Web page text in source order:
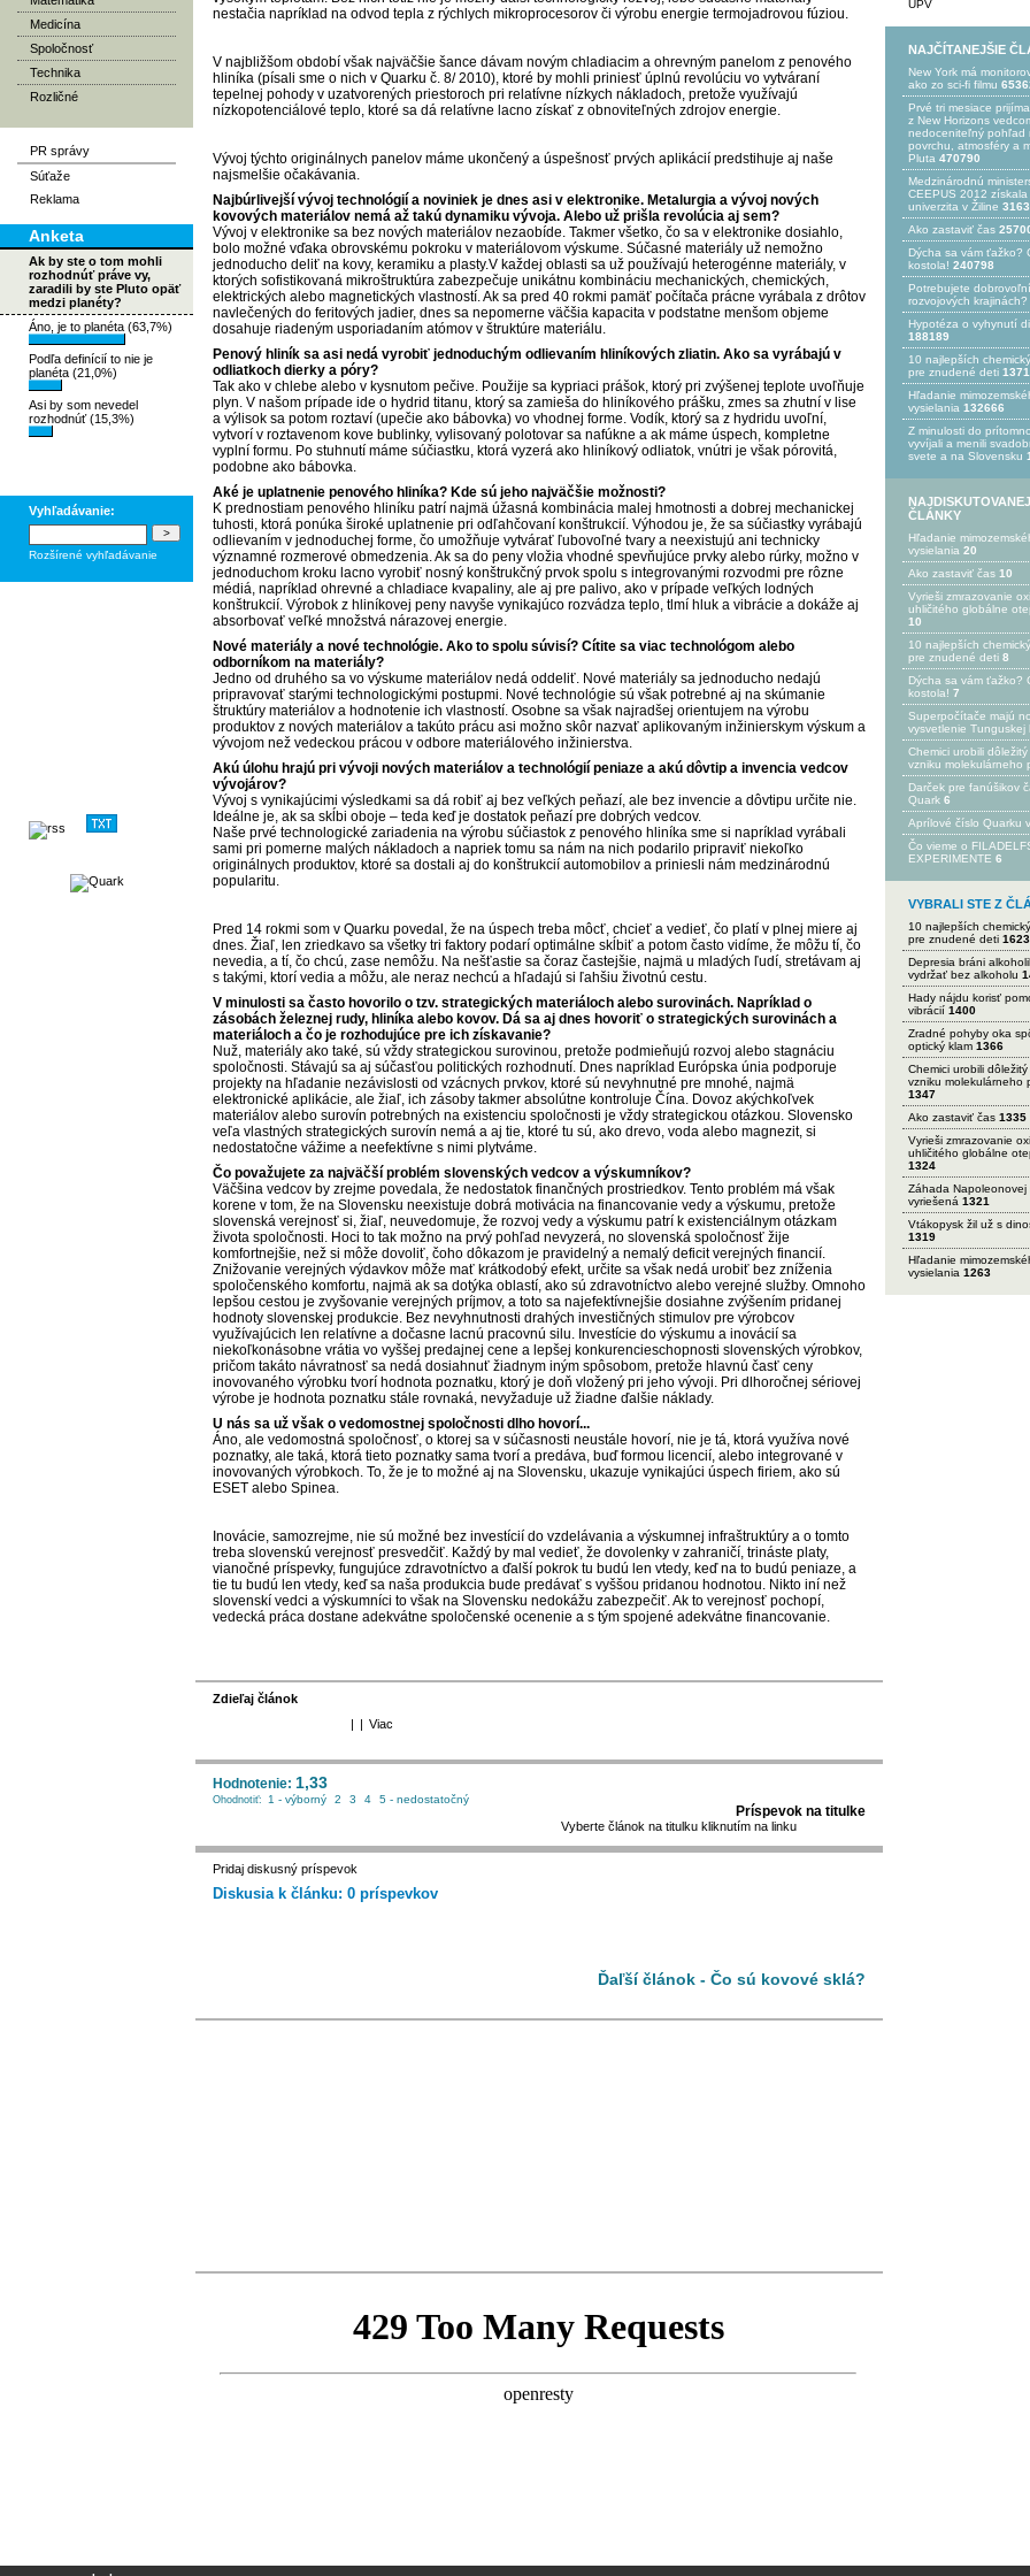
Medicína
Spoločnosť
Technika
Rozličné
PR správy
Súťaže
Reklama
Anketa
Ak by ste o tom mohli
rozhodnúť práve vy,
zaradili by ste Pluto opäť
medzi planéty?
Áno, je to planéta (63,7%)
Podľa definícií to nie je
planéta (21,0%)
Asi by som nevedel
rozhodnúť (15,3%)
Vyhľadávanie:
Rozšírené vyhľadávanie
nestačia napríklad na odvod tepla z rýchlych mikroprocesorov či výrobu energie termojadrovou fúziou.
V najbližšom období však najväčšie šance dávam novým chladiacim a ohrevným panelom z penového
hliníka (písali sme o nich v Quarku č. 8/ 2010), ktoré by mohli priniesť úplnú revolúciu vo vytváraní
tepelnej pohody v uzatvorených priestoroch pri relatívne nízkych nákladoch, pretože využívajú
nízkopotenciálové teplo, ktoré sa dá relatívne lacno získať z obnoviteľných zdrojov energie.
Vývoj týchto originálnych panelov máme ukončený a úspešnosť prvých aplikácií predstihuje aj naše
najsmelšie očakávania.
Najbúrlivejší vývoj technológií a noviniek je dnes asi v elektronike. Metalurgia a vývoj nových
kovových materiálov nemá až takú dynamiku vývoja. Alebo už prišla revolúcia aj sem?
Vývoj v elektronike sa bez nových materiálov nezaobíde. Takmer všetko, čo sa v elektronike dosiahlo,
bolo možné vďaka obrovskému pokroku v materiálovom výskume. Súčasné materiály už nemožno
jednoducho deliť na kovy, keramiku a plasty.V každej oblasti sa už používajú heterogénne materiály, v
ktorých sofistikovaná mikroštruktúra zabezpečuje unikátnu kombináciu mechanických, chemických,
elektrických alebo magnetických vlastností. Ak sa pred 40 rokmi pamäť počítača prácne vyrábala z drôtov
navlečených do feritových jadier, dnes sa nepomerne väčšia kapacita v podstatne menšom objeme
dosahuje riadeným usporiadaním atómov v štruktúre materiálu.
Penový hliník sa asi nedá vyrobiť jednoduchým odlievaním hliníkových zliatin. Ako sa vyrábajú v
odliatkoch dierky a póry?
Tak ako v chlebe alebo v kysnutom pečive. Použije sa kypriaci prášok, ktorý pri zvýšenej teplote uvoľňuje
plyn. V našom prípade ide o hydrid titanu, ktorý sa zamieša do hliníkového prášku, zmes sa zhutní v lise
a výlisok sa potom roztaví (upečie ako bábovka) vo vhodnej forme. Vodík, ktorý sa z hydridu uvoľní,
vytvorí v roztavenom kove bublinky, vylisovaný polotovar sa nafúkne a ak máme úspech, kompletne
vyplní formu. Po stuhnutí máme súčiastku, ktorá vyzerá ako hliníkový odliatok, vnútri je však pórovitá,
podobne ako bábovka.
Aké je uplatnenie penového hliníka? Kde sú jeho najväčšie možnosti?
K prednostiam penového hliníku patrí najmä úžasná kombinácia malej hmotnosti a dobrej mechanickej
tuhosti, ktorá ponúka široké uplatnenie pri odľahčovaní konštrukcií. Výhodou je, že sa súčiastky vyrábajú
odlievaním v jednoduchej forme, čo umožňuje vytvárať ľubovoľné tvary a neexistujú ani technicky
významné rozmerové obmedzenia. Ak sa do peny vložia vhodné spevňujúce prvky alebo rúrky, možno v
jednoduchom kroku lacno vyrobiť nosný konštrukčný prvok spolu s integrovanými rozvodmi pre rôzne
médiá, napríklad ohrevné a chladiace kvapaliny, ale aj pre palivo, ako v prípade veľkých lodných
konštrukcií. Výrobok z hliníkovej peny navyše vynikajúco rozvádza teplo, tlmí hluk a vibrácie a dokáže aj
absorbovať veľké množstvá nárazovej energie.
Nové materiály a nové technológie. Ako to spolu súvisí? Cítite sa viac technológom alebo
odborníkom na materiály?
Jedno od druhého sa vo výskume materiálov nedá oddeliť. Nové materiály sa jednoducho nedajú
pripravovať starými technologickými postupmi. Nové technológie sú však potrebné aj na skúmanie
štruktúry materiálov a hodnotenie ich vlastností. Osobne sa však najradšej orientujem na výrobu
produktov z nových materiálov a takúto prácu asi možno skôr nazvať aplikovaným inžinierskym výskum a
vývojom než vedeckou prácou v odbore materiálového inžinierstva.
Akú úlohu hrajú pri vývoji nových materiálov a technológií peniaze a akú dôvtip a invencia vedcov
vývojárov?
Vývoj s vynikajúcimi výsledkami sa dá robiť aj bez veľkých peňazí, ale bez invencie a dôvtipu určite nie.
Ideálne je, ak sa skĺbi oboje – teda keď je dostatok peňazí pre dobrých vedcov.
Naše prvé technologické zariadenia na výrobu súčiastok z penového hliníka sme si napríklad vyrábali
sami pri pomerne malých nákladoch a napriek tomu sa nám na nich podarilo pripraviť niekoľko
originálnych produktov, ktoré sa dostali aj do konštrukcií automobilov a priniesli nám medzinárodnú
popularitu.
Pred 14 rokmi som v Quarku povedal, že na úspech treba môcť, chcieť a vedieť, čo platí v plnej miere aj
dnes. Žiaľ, len zriedkavo sa všetky tri faktory podarí optimálne skĺbiť a potom často vidíme, že môžu tí, čo
nevedia, a tí, čo chcú, zase nemôžu. Na nešťastie sa čoraz častejšie, najmä u mladých ľudí, stretávam aj
s takými, ktorí vedia a môžu, ale neraz nechcú a hľadajú si ľahšiu životnú cestu.
V minulosti sa často hovorilo o tzv. strategických materiáloch alebo surovinách. Napríklad o
zásobách železnej rudy, hliníka alebo kovov. Dá sa aj dnes hovoriť o strategických surovinách a
materiáloch a čo je rozhodujúce pre ich získavanie?
Nuž, materiály ako také, sú vždy strategickou surovinou, pretože podmieňujú rozvoj alebo stagnáciu
spoločnosti. Stávajú sa aj súčasťou politických rozhodnutí. Dnes napríklad Európska únia podporuje
projekty na hľadanie nezávislosti od vzácnych prvkov, ktoré sú nevyhnutné pre mnohé, najmä
elektronické aplikácie, ale žiaľ, ich zásoby takmer absolútne kontroluje Čína. Dovoz akýchkoľvek
materiálov alebo surovín potrebných na existenciu spoločnosti je vždy strategickou otázkou. Slovensko
veľa vlastných strategických surovín nemá a aj tie, ktoré tu sú, ako drevo, voda alebo magnezit, si
nedostatočne vážime a neefektívne s nimi plytváme.
Čo považujete za najväčší problém slovenských vedcov a výskumníkov?
Väčšina vedcov by zrejme povedala, že nedostatok finančných prostriedkov. Tento problém má však
korene v tom, že na Slovensku neexistuje dobrá motivácia na financovanie vedy a výskumu, pretože
slovenská verejnosť si, žiaľ, neuvedomuje, že rozvoj vedy a výskumu patrí k existenciálnym otázkam
života spoločnosti. Hoci to tak možno na prvý pohľad nevyzerá, no slovenská spoločnosť žije
komfortnejšie, než si môže dovoliť, čoho dôkazom je pravidelný a nemalý deficit verejných financií.
Znižovanie verejných výdavkov môže mať krátkodobý efekt, určite sa však nedá urobiť bez zníženia
spoločenského komfortu, najmä ak sa dotýka oblastí, ako sú zdravotníctvo alebo verejné služby. Omnoho
lepšou cestou je zvyšovanie verejných príjmov, a toto sa najefektívnejšie dosiahne zvýšením pridanej
hodnoty slovenskej produkcie. Bez nevyhnutnosti drahých investičných stimulov pre výrobcov
využívajúcich len relatívne a dočasne lacnú pracovnú silu. Investície do výskumu a inovácií sa
niekoľkonásobne vrátia vo vyššej predajnej cene a lepšej konkurencieschopnosti slovenských výrobkov,
pričom takáto návratnosť sa nedá dosiahnuť žiadnym iným spôsobom, pretože hlavnú časť ceny
inovovaného výrobku tvorí hodnota poznatku, ktorý je doň vložený pri jeho vývoji. Pri dlhoročnej sériovej
výrobe je hodnota poznatku stále rovnaká, nevyžaduje už žiadne ďalšie náklady.
U nás sa už však o vedomostnej spoločnosti dlho hovorí...
Áno, ale vedomostná spoločnosť, o ktorej sa v súčasnosti neustále hovorí, nie je tá, ktorá využíva nové
poznatky, ale taká, ktorá tieto poznatky sama tvorí a predáva, buď formou licencií, alebo integrované v
inovovaných výrobkoch. To, že je to možné aj na Slovensku, ukazuje vynikajúci úspech firiem, ako sú
ESET alebo Spinea.
Inovácie, samozrejme, nie sú možné bez investícií do vzdelávania a výskumnej infraštruktúry a o tomto
treba slovenskú verejnosť presvedčiť. Každý by mal vedieť, že dovolenky v zahraničí, trináste platy,
vianočné príspevky, fungujúce zdravotníctvo a ďalší pokrok tu budú len vtedy, keď na to budú peniaze, a
tie tu budú len vtedy, keď sa naša produkcia bude predávať s vyššou pridanou hodnotou. Nikto iní než
slovenskí vedci a výskumníci to však na Slovensku nedokážu zabezpečiť. Ak to verejnosť pochopí,
vedecká práca dostane adekvátne spoločenské ocenenie a s tým spojené adekvátne financovanie.
Zdieľaj článok
| | Viac
Hodnotenie: 1,33
Ohodnotiť: 1 - výborný 2 3 4 5 - nedostatočný
Príspevok na titulke
Vyberte článok na titulku kliknutím na linku
Pridaj diskusný príspevok
Diskusia k článku: 0 príspevkov
Ďaľší článok - Čo sú kovové sklá?
UPV
NAJČÍTANEJŠIE
New York má
ako zo sci-fi filmu
Prvé tri mesiace
z New Horizons
nedoceniteľný pohľad
povrchu, atmosféry a
Pluta 470790
Medzinárodnú
CEEPUS 2012 získala
univerzita v Žiline
Ako zastaviť čas
Dýcha sa vám ťažko?
kostola! 240798
Potrebujet​e
rozvojovýc​h krajinách?
Hypotéza o vyhynutí
188189
10 najlepších
pre znudené deti
Hľadanie
vysielania 132666
Z minulosti do
vyvíjali a menili
svete a na Slovensku
ČLÁNKY
Hľadanie
vysielania 20
Ako zastaviť čas 10
Vyrieši zmrazovanie
uhličitého globálne
10
10 najlepších
pre znudené deti 8
Dýcha sa vám ťažko?
kostola! 7
Superpočítače majú
vysvetlenie Tunguskej
Chemici urobili dôležitý
vzniku molekulárneho
Darček pre fanúšikov
Quark 6
Aprílové číslo Quarku
Čo vieme o
EXPERIMENTE 6
VYBRALI STE Z
10 najlepších
pre znudené deti 1623
Depresia bráni
vydržať bez alkoholu
Hady nájdu korisť
vibrácií 1400
Zradné pohyby oka
optický klam 1366
Chemici urobili dôležitý
vzniku molekulárneho
1347
Ako zastaviť čas 1335
Vyrieši zmrazovanie
uhličitého globálne
1324
Záhada Napoleonovej
vyriešená 1321
Vtákopysk žil už s
1319
Hľadanie
vysielania 1263